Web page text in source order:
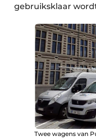
gebruiksklaar
Twee wagens van